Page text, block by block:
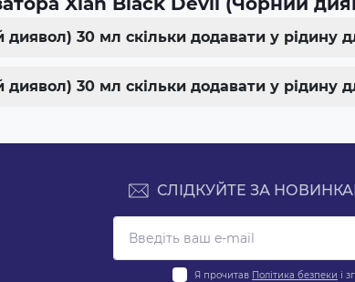
30 мл скільки додавати у рідину
30 мл скільки додавати у рідину
СЛІДКУЙТЕ ЗА
Я прочитав Політика безпеки і